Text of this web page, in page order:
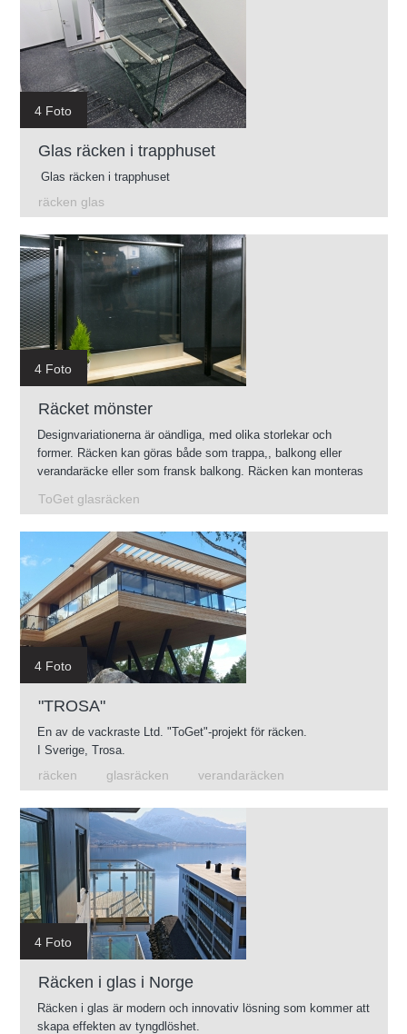
4 Foto
Glas räcken i trapphuset
Glas räcken i trapphuset
räcken glas
4 Foto
Räcket mönster
Designvariationerna är oändliga, med olika storlekar och
former. Räcken kan göras både som trappa,, balkong eller
verandaräcke eller som fransk balkong. Räcken kan monteras
ToGet glasräcken
4 Foto
"TROSA"
En av de vackraste Ltd. "ToGet"-projekt för räcken.
I Sverige, Trosa.
räcken
glasräcken verandaräcken
4 Foto
Räcken i glas i Norge
Räcken i glas är modern och innovativ lösning som kommer att
skapa effekten av tyngdlöshet.